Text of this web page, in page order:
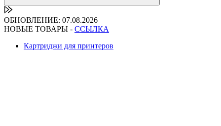
ОБНОВЛЕНИЕ: 07.08.2026
НОВЫЕ ТОВАРЫ - ССЫЛКА
Картриджи для принтеров